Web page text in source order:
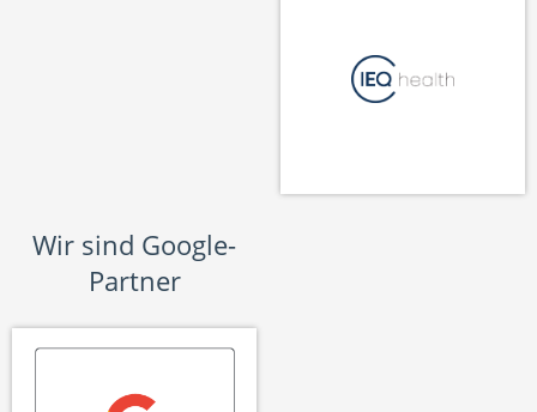
Wir sind Google-
Partner